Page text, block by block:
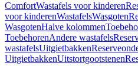
ComfortWastafels voor kinderen
voor kinderenWastafelsWasgoten
WasgotenHalve kolommen
ToebehorenAndere wastafels
wastafelsUitgietbakken
UitgietbakkenUitstortgootstenen